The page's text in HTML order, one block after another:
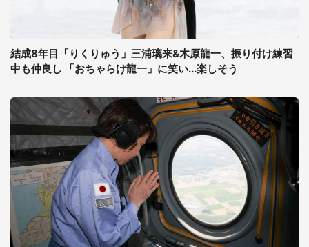
結成8年目「りくりゅう」三浦璃来&木原龍一、振り付け練習
中も仲良し 「おちゃらけ龍一」に笑い...楽しそう